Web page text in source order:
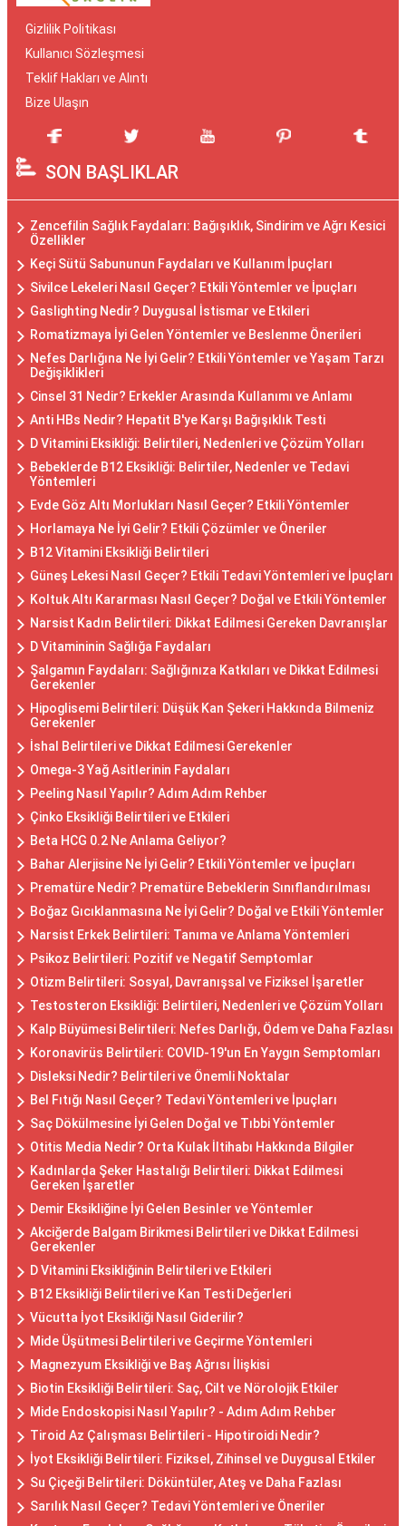
Gizlilik Politikası
Kullanıcı Sözleşmesi
Teklif Hakları ve Alıntı
Bize Ulaşın
SON BAŞLIKLAR
Zencefilin Sağlık Faydaları: Bağışıklık, Sindirim ve Ağrı Kesici
Özellikler
Keçi Sütü Sabununun Faydaları ve Kullanım İpuçları
Sivilce Lekeleri Nasıl Geçer? Etkili Yöntemler ve İpuçları
Gaslighting Nedir? Duygusal İstismar ve Etkileri
Romatizmaya İyi Gelen Yöntemler ve Beslenme Önerileri
Nefes Darlığına Ne İyi Gelir? Etkili Yöntemler ve Yaşam Tarzı
Değişiklikleri
Cinsel 31 Nedir? Erkekler Arasında Kullanımı ve Anlamı
Anti HBs Nedir? Hepatit B'ye Karşı Bağışıklık Testi
D Vitamini Eksikliği: Belirtileri, Nedenleri ve Çözüm Yolları
Bebeklerde B12 Eksikliği: Belirtiler, Nedenler ve Tedavi
Yöntemleri
Evde Göz Altı Morlukları Nasıl Geçer? Etkili Yöntemler
Horlamaya Ne İyi Gelir? Etkili Çözümler ve Öneriler
B12 Vitamini Eksikliği Belirtileri
Güneş Lekesi Nasıl Geçer? Etkili Tedavi Yöntemleri ve İpuçları
Koltuk Altı Kararması Nasıl Geçer? Doğal ve Etkili Yöntemler
Narsist Kadın Belirtileri: Dikkat Edilmesi Gereken Davranışlar
D Vitamininin Sağlığa Faydaları
Şalgamın Faydaları: Sağlığınıza Katkıları ve Dikkat Edilmesi
Gerekenler
Hipoglisemi Belirtileri: Düşük Kan Şekeri Hakkında Bilmeniz
Gerekenler
İshal Belirtileri ve Dikkat Edilmesi Gerekenler
Omega-3 Yağ Asitlerinin Faydaları
Peeling Nasıl Yapılır? Adım Adım Rehber
Çinko Eksikliği Belirtileri ve Etkileri
Beta HCG 0.2 Ne Anlama Geliyor?
Bahar Alerjisine Ne İyi Gelir? Etkili Yöntemler ve İpuçları
Prematüre Nedir? Prematüre Bebeklerin Sınıflandırılması
Boğaz Gıcıklanmasına Ne İyi Gelir? Doğal ve Etkili Yöntemler
Narsist Erkek Belirtileri: Tanıma ve Anlama Yöntemleri
Psikoz Belirtileri: Pozitif ve Negatif Semptomlar
Otizm Belirtileri: Sosyal, Davranışsal ve Fiziksel İşaretler
Testosteron Eksikliği: Belirtileri, Nedenleri ve Çözüm Yolları
Kalp Büyümesi Belirtileri: Nefes Darlığı, Ödem ve Daha Fazlası
Koronavirüs Belirtileri: COVID-19'un En Yaygın Semptomları
Disleksi Nedir? Belirtileri ve Önemli Noktalar
Bel Fıtığı Nasıl Geçer? Tedavi Yöntemleri ve İpuçları
Saç Dökülmesine İyi Gelen Doğal ve Tıbbi Yöntemler
Otitis Media Nedir? Orta Kulak İltihabı Hakkında Bilgiler
Kadınlarda Şeker Hastalığı Belirtileri: Dikkat Edilmesi
Gereken İşaretler
Demir Eksikliğine İyi Gelen Besinler ve Yöntemler
Akciğerde Balgam Birikmesi Belirtileri ve Dikkat Edilmesi
Gerekenler
D Vitamini Eksikliğinin Belirtileri ve Etkileri
B12 Eksikliği Belirtileri ve Kan Testi Değerleri
Vücutta İyot Eksikliği Nasıl Giderilir?
Mide Üşütmesi Belirtileri ve Geçirme Yöntemleri
Magnezyum Eksikliği ve Baş Ağrısı İlişkisi
Biotin Eksikliği Belirtileri: Saç, Cilt ve Nörolojik Etkiler
Mide Endoskopisi Nasıl Yapılır? - Adım Adım Rehber
Tiroid Az Çalışması Belirtileri - Hipotiroidi Nedir?
İyot Eksikliği Belirtileri: Fiziksel, Zihinsel ve Duygusal Etkiler
Su Çiçeği Belirtileri: Döküntüler, Ateş ve Daha Fazlası
Sarılık Nasıl Geçer? Tedavi Yöntemleri ve Öneriler